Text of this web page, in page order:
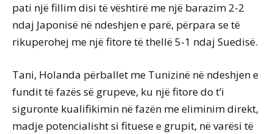
pati një fillim disi të vështirë me një barazim 2-2
ndaj Japonisë në ndeshjen e parë, përpara se të
rikuperohej me një fitore të thellë 5-1 ndaj Suedisë.
Tani, Holanda përballet me Tunizinë në ndeshjen e
fundit të fazës së grupeve, ku një fitore do t’i
siguronte kualifikimin në fazën me eliminim direkt,
madje potencialisht si fituese e grupit, në varësi të